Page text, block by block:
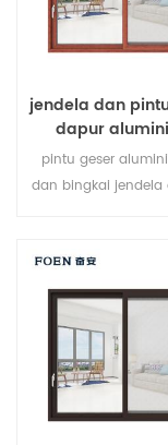
jendela dan
dapur
pintu geser
dan bingkai jendela
anti-pencurian
jenis pintu
arsitektur yang